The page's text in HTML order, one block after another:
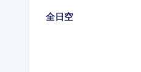
全日空